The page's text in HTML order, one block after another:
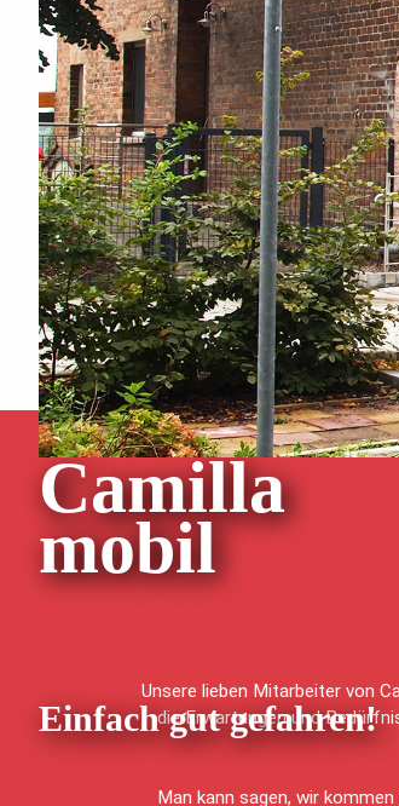
Camilla
mobil
Einfach gut gefahren!
Viele Menschen entscheiden
Das
Auf Grund der
durch
Für ein Gefühl „zu Hause zu
Unsere lieben Mitarbeiter von
die Erwartungen und
Man kann sagen, wir